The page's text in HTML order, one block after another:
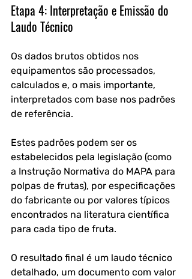
Etapa 4: Interpretação e Emissão do
Laudo Técnico
Os dados brutos obtidos nos
equipamentos são processados,
calculados e, o mais importante,
interpretados com base nos padrões
de referência.
Estes padrões podem ser os
estabelecidos pela legislação (como
a Instrução Normativa do MAPA para
polpas de frutas), por especificações
do fabricante ou por valores típicos
encontrados na literatura científica
para cada tipo de fruta.
O resultado final é um laudo técnico
detalhado, um documento com valor